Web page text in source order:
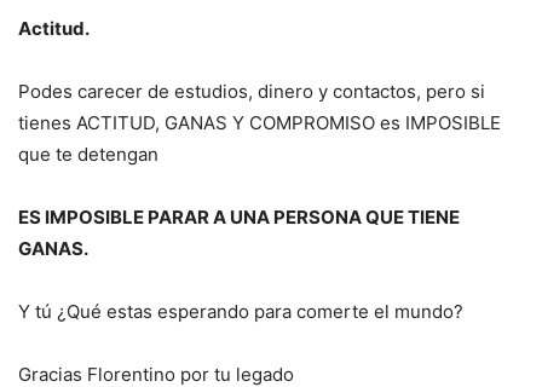
Actitud.
Podes carecer de estudios, dinero y contactos, pero si
tienes ACTITUD, GANAS Y COMPROMISO es IMPOSIBLE
que te detengan
ES IMPOSIBLE PARAR A UNA PERSONA QUE TIENE
GANAS.
Y tú ¿Qué estas esperando para comerte el mundo?
Gracias Florentino por tu legado